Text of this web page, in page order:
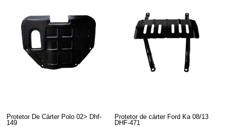
Protetor De Cárter Polo 02> Dhf-
149
Protetor de cárter Ford Ka 08/13
DHF-471